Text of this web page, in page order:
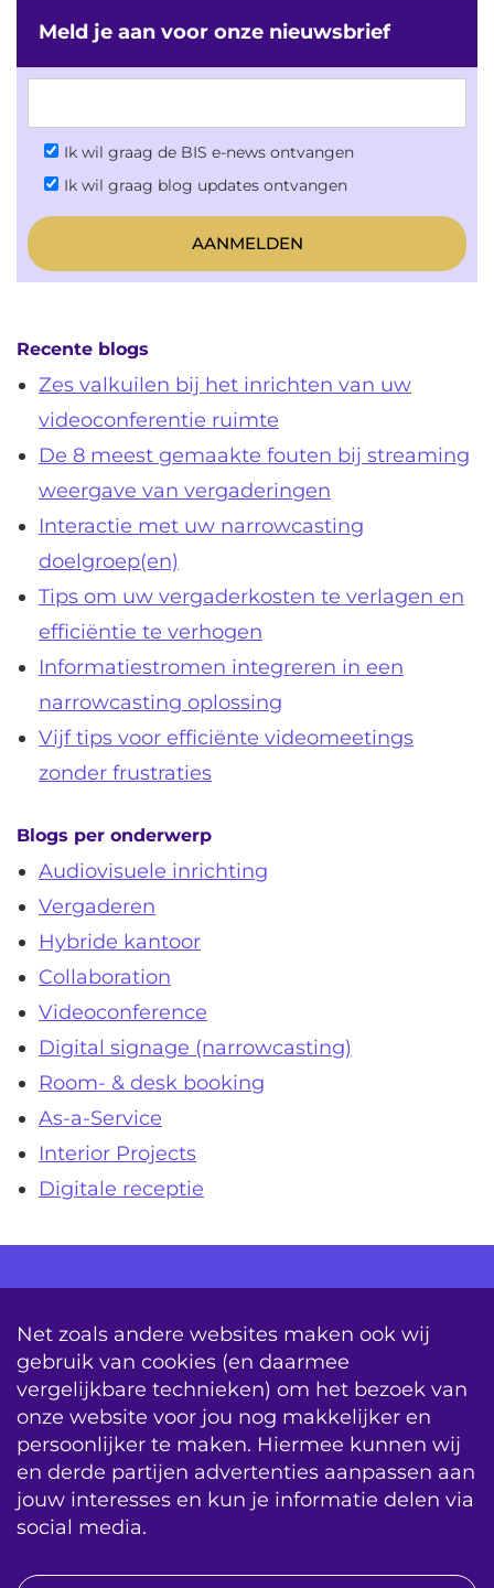
Meld je aan voor onze nieuwsbrief
Ik wil graag de BIS e-news ontvangen
Ik wil graag blog updates ontvangen
Recente blogs
Zes valkuilen bij het inrichten van uw
videoconferentie ruimte
De 8 meest gemaakte fouten bij streaming
weergave van vergaderingen
Interactie met uw narrowcasting
doelgroep(en)
Tips om uw vergaderkosten te verlagen en
efficiëntie te verhogen
Informatiestromen integreren in een
narrowcasting oplossing
Vijf tips voor efficiënte videomeetings
zonder frustraties
Blogs per onderwerp
Audiovisuele inrichting
Vergaderen
Hybride kantoor
Collaboration
Videoconference
Digital signage (narrowcasting)
Room- & desk booking
As-a-Service
Interior Projects
Digitale receptie
AV Consultancy Opleiding
Detachering
Storing & Onderhoud
Onderhoudscontracten
System Updates
sitemap vacatures
contact
algemene voorwaarden
BIS|Econocom e-news
Net zoals andere websites maken ook wij
gebruik van cookies (en daarmee
vergelijkbare technieken) om het bezoek van
onze website voor jou nog makkelijker en
persoonlijker te maken. Hiermee kunnen wij
en derde partijen advertenties aanpassen aan
jouw interesses en kun je informatie delen via
social media.